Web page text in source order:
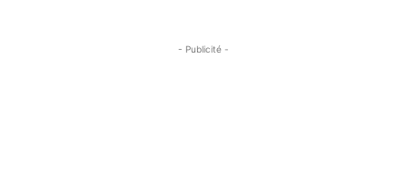
- Publicité -